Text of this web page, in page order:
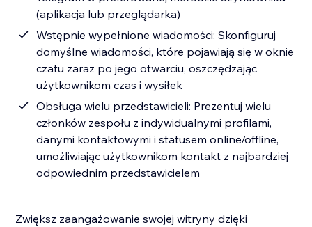
(aplikacja lub przeglądarka)
Wstępnie wypełnione wiadomości: Skonfiguruj
domyślne wiadomości, które pojawiają się w oknie
czatu zaraz po jego otwarciu, oszczędzając
użytkownikom czas i wysiłek
Obsługa wielu przedstawicieli: Prezentuj wielu
członków zespołu z indywidualnymi profilami,
danymi kontaktowymi i statusem online/offline,
umożliwiając użytkownikom kontakt z najbardziej
odpowiednim przedstawicielem
Zwiększ zaangażowanie swojej witryny dzięki